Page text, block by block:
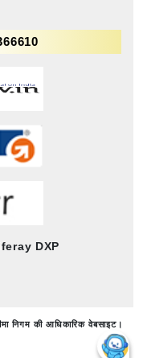
DXP
निगम की आधिकारिक वेबसाइट।